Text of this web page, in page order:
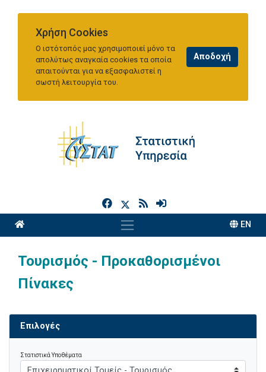
Χρήση Cookies
Ο ιστότοπός μας χρησιμοποιεί μόνο τα
απολύτως αναγκαία cookies τα οποία
απαιτούνται για να εξασφαλιστεί η
σωστή λειτουργία του.
h
EN
Τουρισμός - Προκαθορισμένοι
Πίνακες
Επιλογές
Στατιστικά Υποθέματα